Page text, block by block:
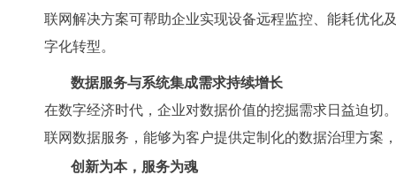
联网解决方案可帮助企业实现设备远程监控、能耗优化
字化转型。
数据服务与系统集成需求持续增长
在数字经济时代，企业对数据价值的挖掘需求日益迫切
联网数据服务，能够为客户提供定制化的数据治理方案
创新为本，服务为魂